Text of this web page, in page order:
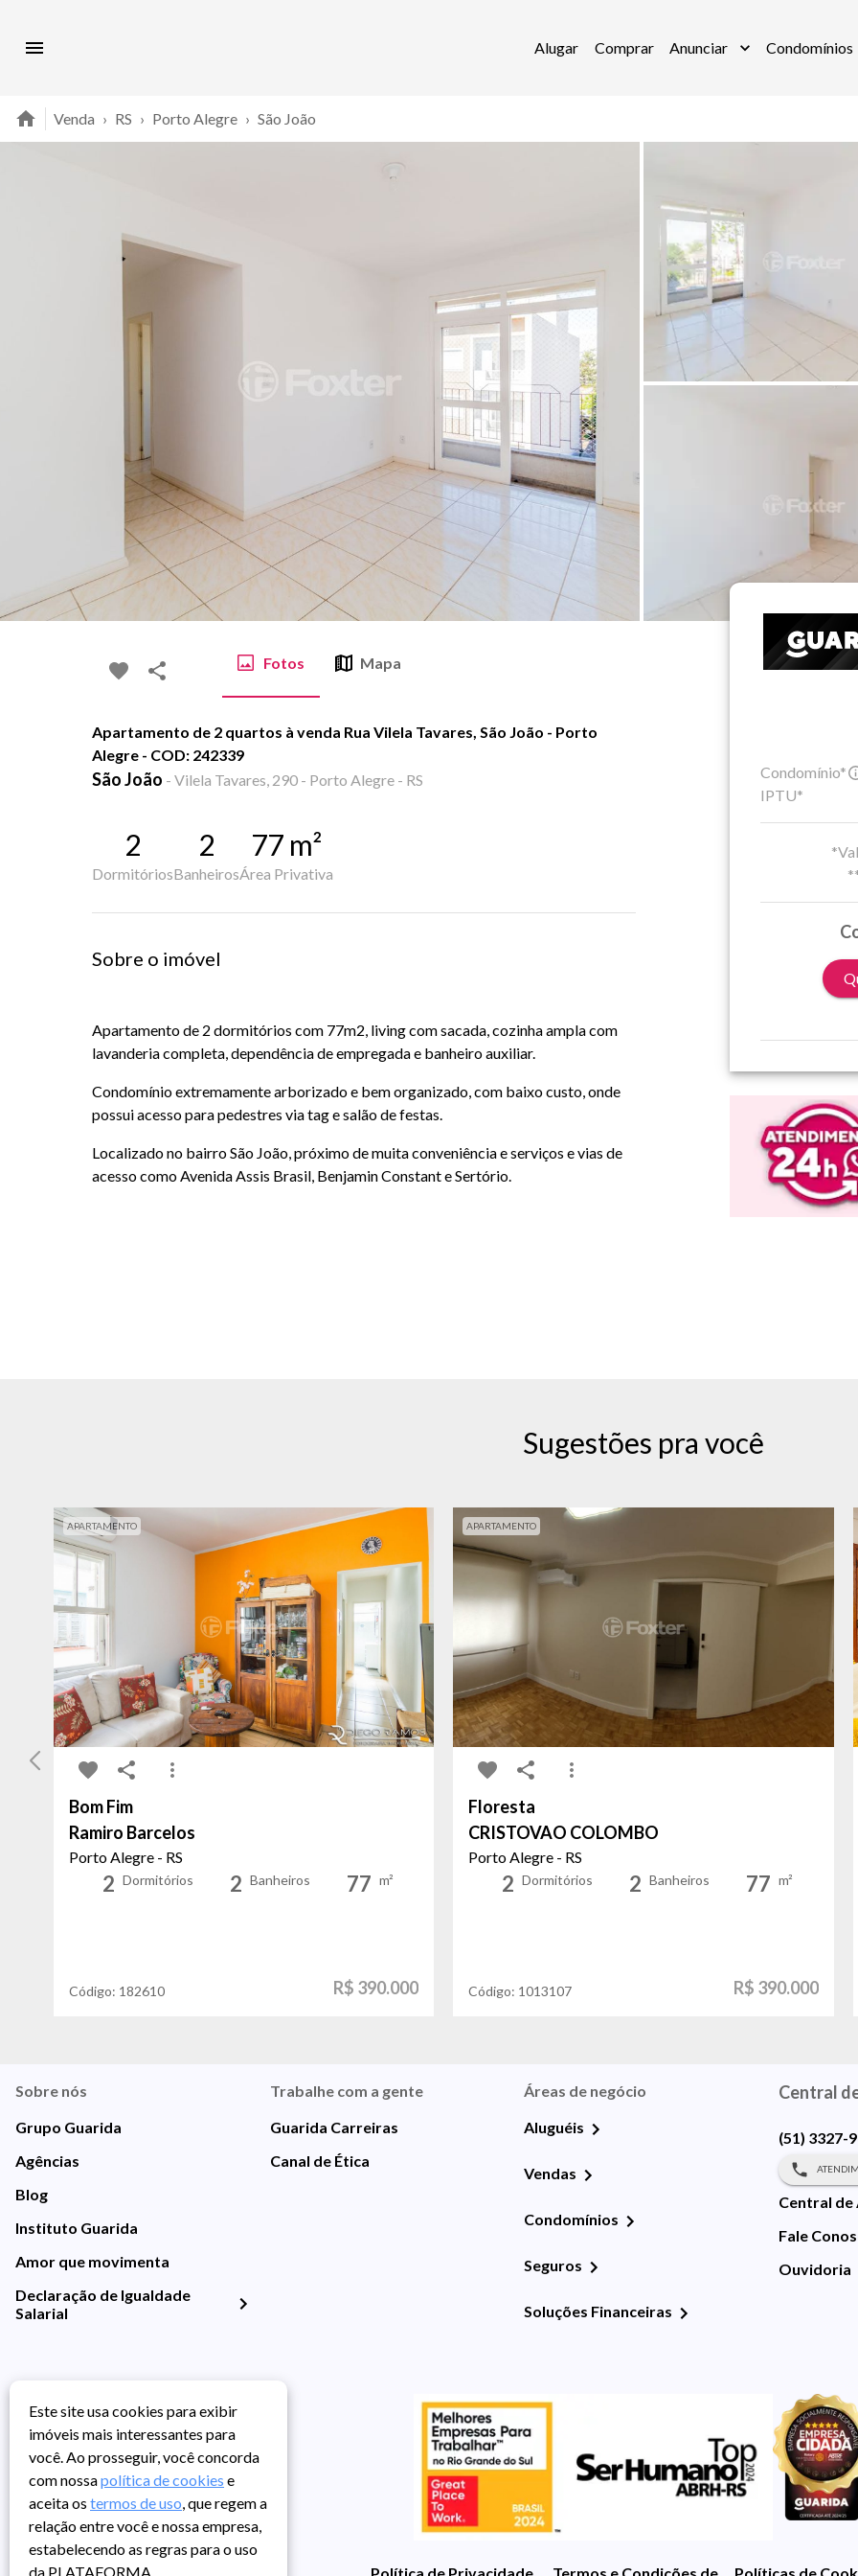
Alugar Comprar Anunciar Condomínios
Venda › RS › Porto Alegre › São João
Fotos Mapa
Apartamento de 2 quartos à venda Rua Vilela Tavares, São João - Porto
Alegre - COD: 242339
São João - Vilela Tavares, 290 - Porto Alegre - RS
2
Dormitórios
2
Banheiros
77 m²
Área Privativa
Sobre o imóvel
Apartamento de 2 dormitórios com 77m2, living com sacada, cozinha ampla com
lavanderia completa, dependência de empregada e banheiro auxiliar.
Condomínio extremamente arborizado e bem organizado, com baixo custo, onde
possui acesso para pedestres via tag e salão de festas.
Localizado no bairro São João, próximo de muita conveniência e serviços e vias de
acesso como Avenida Assis Brasil, Benjamin Constant e Sertório.
Condomínio*
IPTU*
Sugestões pra você
APARTAMENTO
Bom Fim
Ramiro Barcelos
Porto Alegre - RS
2 Dormitórios 2 Banheiros 77 m²
Código: 182610 R$ 390.000
APARTAMENTO
Floresta
CRISTOVAO COLOMBO
Porto Alegre - RS
2 Dormitórios 2 Banheiros 77 m²
Código: 1013107 R$ 390.000
Sobre nós
Grupo Guarida
Agências
Blog
Instituto Guarida
Amor que movimenta
Declaração de Igualdade
Salarial
Trabalhe com a gente
Guarida Carreiras
Canal de Ética
Áreas de negócio
Aluguéis
Vendas
Condomínios
Seguros
Soluções Financeiras
Central
(51) 3327-
Central de
Fale
Ouvidoria
Política de Privacidade Termos e Condições de UsoPolíticas de
Este site usa cookies para exibir
imóveis mais interessantes para
você. Ao prosseguir, você concorda
com nossapolítica de cookies e
aceita os termos de uso, que regem a
relação entre você e nossa empresa,
estabelecendo as regras para o uso
da PLATAFORMA.